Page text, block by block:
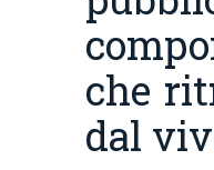
che
dal